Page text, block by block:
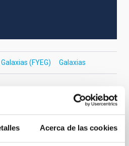
Acerca de las cookies
(FYEG) Galaxias